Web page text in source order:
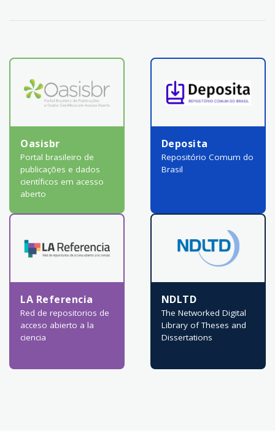
Oasisbr
Portal brasileiro de
publicações e dados
científicos em acesso
aberto
Deposita
Repositório Comum do
Brasil
LA Referencia
Red de repositorios de
acceso abierto a la
ciencia
NDLTD
The Networked Digital
Library of Theses and
Dissertations